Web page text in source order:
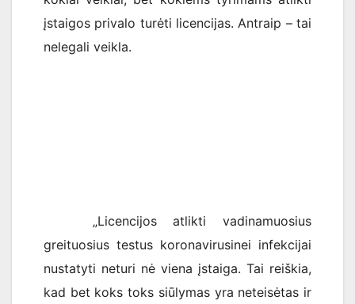
įstaigos privalo turėti licencijas. Antraip – tai
nelegali veikla.
„Licencijos atlikti vadinamuosius
greituosius testus koronavirusinei infekcijai
nustatyti neturi nė viena įstaiga. Tai reiškia,
kad bet koks toks siūlymas yra neteisėtas ir